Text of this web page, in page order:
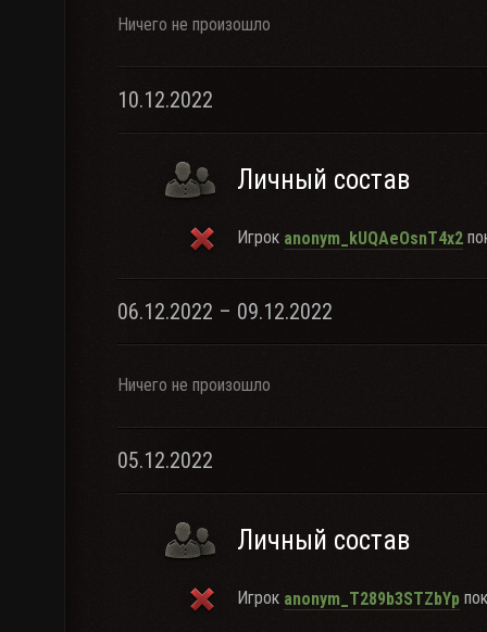
Ничего не произошло
10.12.2022
Личный состав
Игрок anonym_kUQAeOsnT4x2
06.12.2022 – 09.12.2022
Ничего не произошло
05.12.2022
Личный состав
Игрок anonym_T289b3STZbYp